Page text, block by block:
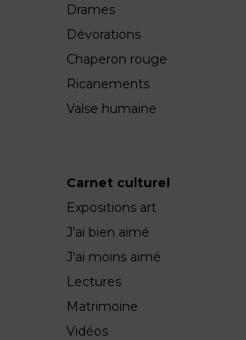
Drames
Dévorations
Chaperon rouge
Ricanements
Valse humaine
Carnet culturel
Expositions art
J'ai bien aimé
J'ai moins aimé
Lectures
Matrimoine
Vidéos